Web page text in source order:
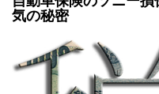
気の秘密